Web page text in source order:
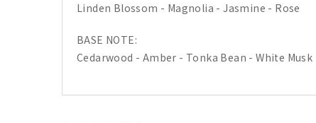
Linden Blossom - Magnolia - Jasmine - Rose
BASE NOTE:
Cedarwood - Amber - Tonka Bean - White Musk